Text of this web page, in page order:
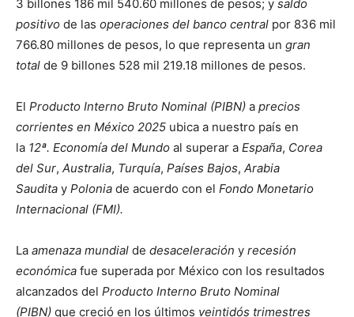
3 billones 186 mil 540.60 millones de pesos; y saldo
positivo de las operaciones del banco central por 836 mil
766.80 millones de pesos, lo que representa un gran
total de 9 billones 528 mil 219.18 millones de pesos.
El Producto Interno Bruto Nominal (PIBN) a precios
corrientes en México 2025 ubica a nuestro país en
la 12ª. Economía del Mundo al superar a España, Corea
del Sur, Australia, Turquía, Países Bajos, Arabia
Saudita y Polonia de acuerdo con el Fondo Monetario
Internacional (FMI).
La amenaza mundial de desaceleración y recesión
económica fue superada por México con los resultados
alcanzados del Producto Interno Bruto Nominal
(PIBN) que creció en los últimos veintidós trimestres